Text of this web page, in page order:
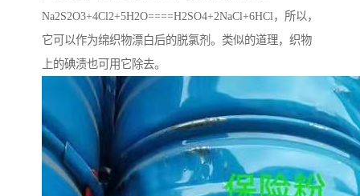
Na2S2O3+4Cl2+5H2O====H2SO4+2NaCl+6HCl，所以，
它可以作为绵织物漂白后的脱氯剂。类似的道理，织物
上的碘渍也可用它除去。